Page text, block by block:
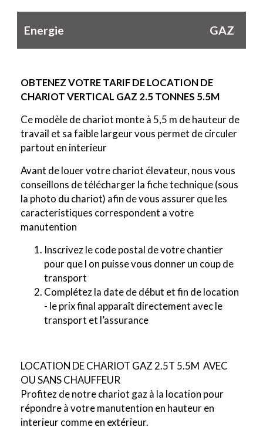
Energie GAZ
OBTENEZ VOTRE TARIF DE LOCATION DE
CHARIOT VERTICAL GAZ 2.5 TONNES 5.5M
Ce modèle de chariot monte à 5,5 m de hauteur de
travail et sa faible largeur vous permet de circuler
partout en interieur
Avant de louer votre chariot élevateur, nous vous
conseillons de télécharger la fiche technique (sous
la photo du chariot) afin de vous assurer que les
caracteristiques correspondent a votre
manutention
Inscrivez le code postal de votre chantier
pour que l on puisse vous donner un coup de
transport
Complétez la date de début et fin de location
- le prix final apparaît directement avec le
transport et l’assurance
LOCATION DE CHARIOT GAZ 2.5T 5.5M AVEC
OU SANS CHAUFFEUR
Profitez de notre chariot gaz à la location pour
répondre à votre manutention en hauteur en
interieur comme en extérieur.